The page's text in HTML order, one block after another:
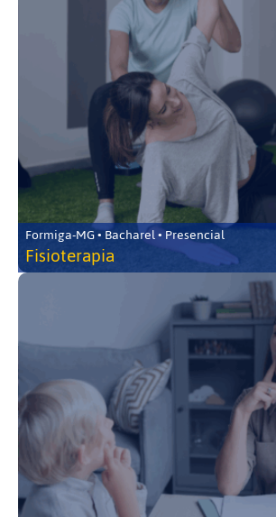
Formiga-MG • Bacharel • Presencial
Fisioterapia